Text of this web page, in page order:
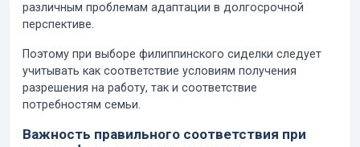
различным проблемам адаптации в долгосрочной
перспективе.
Поэтому при выборе филиппинского сиделки следует
учитывать как соответствие условиям получения
разрешения на работу, так и соответствие
потребностям семьи.
Важность правильного соответствия при